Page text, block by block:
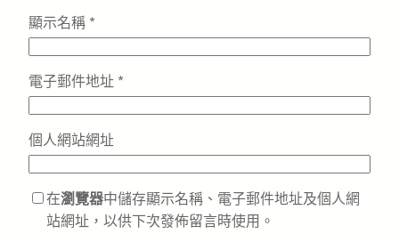
顯示名稱 *
電子郵件地址 *
個人網站網址
在瀏覽器中儲存顯示名稱、電子郵件地址及個人網
站網址，以供下次發佈留言時使用。